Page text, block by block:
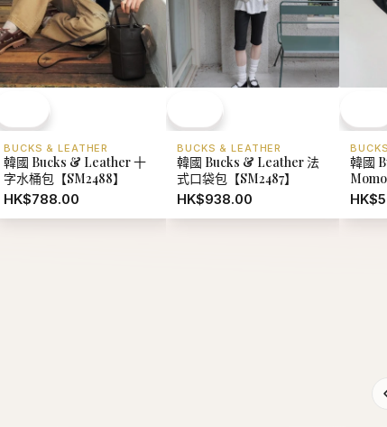
BUCKS & LEATHER
韓國 Bucks & Leather 十
字水桶包【SM2488】
HK$788.00
BUCKS & LEATHER
韓國 Bucks & Leather 法
式口袋包【SM2487】
HK$938.00
韓國
Momo